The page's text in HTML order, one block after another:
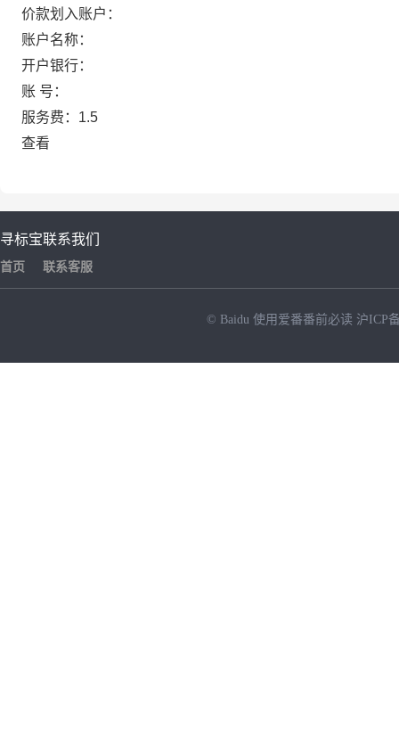
价款划入账户：
账户名称：
开户银行：
账 号：
服务费：1.5
查看
寻标宝
首页
联系我们
联系客服
© Baidu 使用爱番番前必读 沪ICP